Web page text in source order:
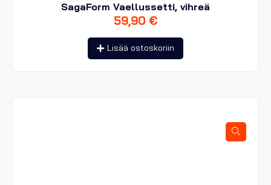
SagaForm Vaellussetti, vihreä
59,90 €
Lisää ostoskoriin